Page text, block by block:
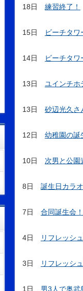
18日 練習終了！
15日 ビーチタワ
14日 ビーチタワ
13日 ユインチホ
13日 砂辺光久さ
12日 幼稚園の誕
10日 次男と公園
8日 誕生日カラオ
7日 合同誕生会！
4日 リフレッシ
3日 リフレッシ
1日 男3人で奥武